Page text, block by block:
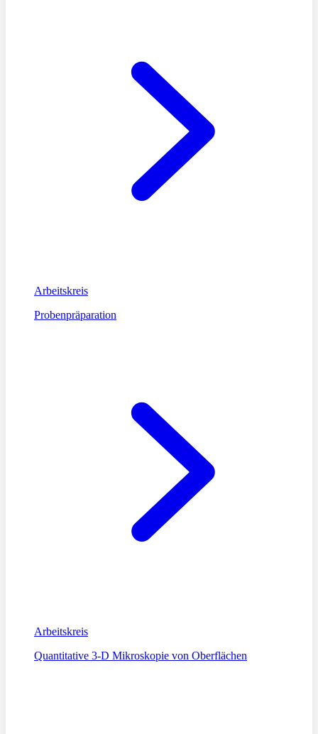
Arbeitskreis
Probenpräparation
Arbeitskreis
Quantitative 3-D Mikroskopie von Oberflächen